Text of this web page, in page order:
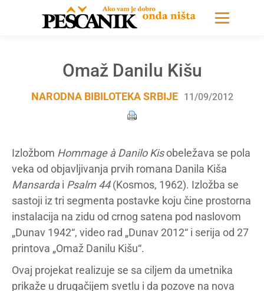
Omaž Danilu Kišu
NARODNA BIBILOTEKA SRBIJE 11/09/2012
Izložbom Hommage à Danilo Kisobeležava se pola
veka od objavljivanja prvih romana Danila Kiša
Mansardai Psalm 44(Kosmos, 1962). Izložba se
sastoji iz tri segmenta postavke koju čine prostorna
instalacija na zidu od crnog satena pod naslovom
„Dunav 1942“, video rad „Dunav 2012“ i serija od 27
printova „Omaž Danilu Kišu“.
Ovaj projekat realizuje se sa ciljem da umetnika
prikaže u drugačijem svetlu i da pozove na nova